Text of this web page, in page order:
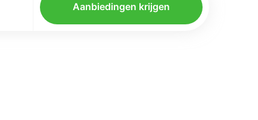
Aanbiedingen krijgen